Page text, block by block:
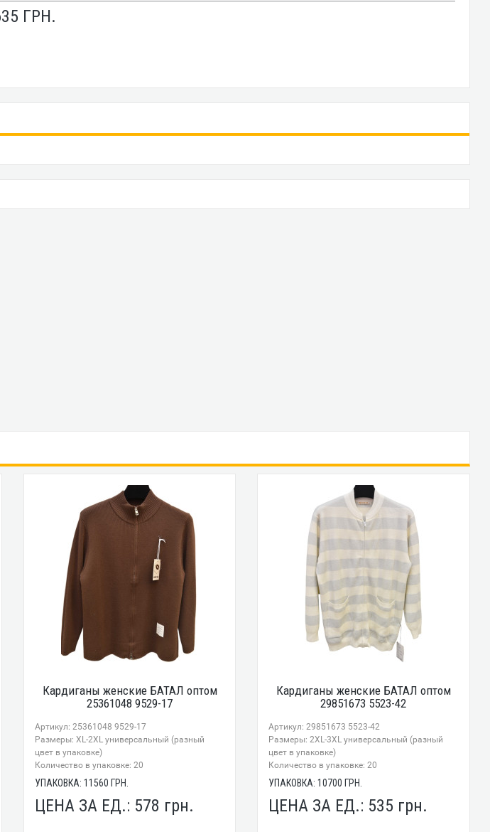
ГРН.
Кардиганы женские БАТАЛ оптом
25361048 9529-17
Артикул: 25361048 9529-17
Размеры: XL-2XL универсальный (разный
цвет в упаковке)
Количество в упаковке: 20
УПАКОВКА: 11560 ГРН.
ЦЕНА ЗА ЕД.: 578 грн.
Кардиганы женские БАТАЛ оптом
29851673 5523-42
Артикул: 29851673 5523-42
Размеры: 2XL-3XL универсальный (разный
цвет в упаковке)
Количество в упаковке: 20
УПАКОВКА:10700ГРН.
ЦЕНА ЗА ЕД.: 535 грн.